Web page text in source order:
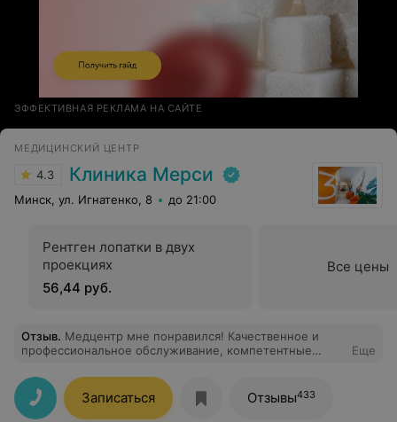
ЭФФЕКТИВНАЯ РЕКЛАМА НА САЙТЕ
МЕДИЦИНСКИЙ ЦЕНТР
4.3 Клиника Мерси
Минск, ул. Игнатенко, 8 до 21:00
Рентген лопатки в двух
проекциях
56,44 руб.
Все цены
Отзыв. Медцентр мне понравился! Качественное и
профессиональное обслуживание, компетентные
Еще
Записаться Отзывы433